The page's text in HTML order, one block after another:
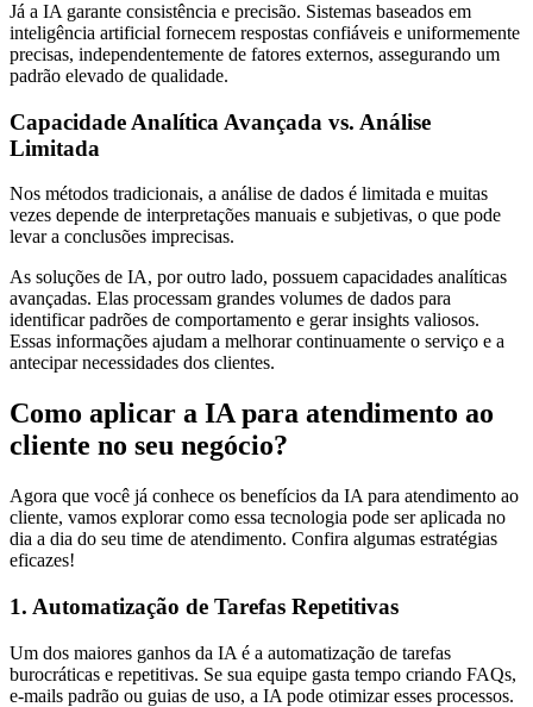
Já a IA garante consistência e precisão. Sistemas baseados em
inteligência artificial fornecem respostas confiáveis e uniformemente
precisas, independentemente de fatores externos, assegurando um
padrão elevado de qualidade.
Capacidade Analítica Avançada vs. Análise
Limitada
Nos métodos tradicionais, a análise de dados é limitada e muitas
vezes depende de interpretações manuais e subjetivas, o que pode
levar a conclusões imprecisas.
As soluções de IA, por outro lado, possuem capacidades analíticas
avançadas. Elas processam grandes volumes de dados para
identificar padrões de comportamento e gerar insights valiosos.
Essas informações ajudam a melhorar continuamente o serviço e a
antecipar necessidades dos clientes.
Como aplicar a IA para atendimento ao
cliente no seu negócio?
Agora que você já conhece os benefícios da IA para atendimento ao
cliente, vamos explorar como essa tecnologia pode ser aplicada no
dia a dia do seu time de atendimento. Confira algumas estratégias
eficazes!
1. Automatização de Tarefas Repetitivas
Um dos maiores ganhos da IA é a automatização de tarefas
burocráticas e repetitivas. Se sua equipe gasta tempo criando FAQs,
e-mails padrão ou guias de uso, a IA pode otimizar esses processos.